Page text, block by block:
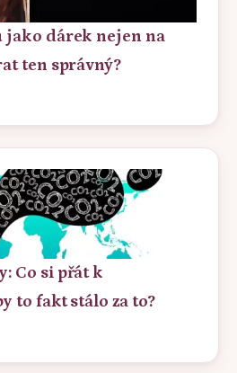
jako dárek nejen na
ten správný?
Co si přát k
to fakt stálo za to?